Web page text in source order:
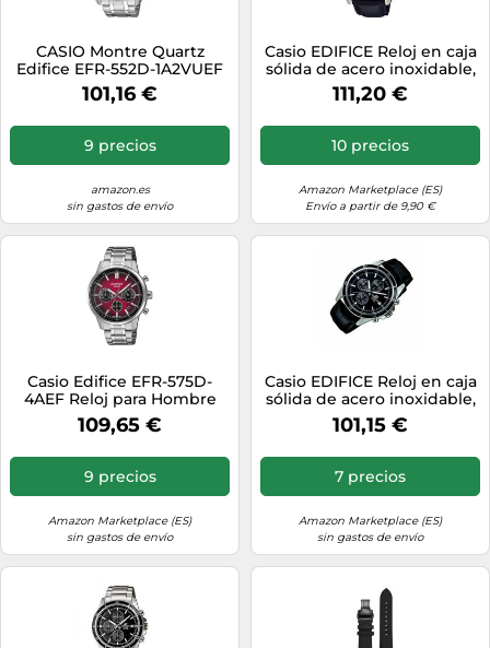
CASIO Montre Quartz
Edifice EFR-552D-1A2VUEF
Homme
101,16 €
9 precios
amazon.es
sin gastos de envío
Casio EDIFICE Reloj en caja
sólida de acero inoxidable,
10 BAR, Azul/Negro, para
Hombre, con Correa de
111,20 €
10 precios
Amazon Marketplace (ES)
Envío a partir de 9,90 €
Casio Edifice EFR-575D-
4AEF Reloj para Hombre
109,65 €
9 precios
Amazon Marketplace (ES)
sin gastos de envío
Casio EDIFICE Reloj en caja
sólida de acero inoxidable,
10 BAR, Negro, para
Hombre, con Correa de
101,15 €
7 precios
Amazon Marketplace (ES)
sin gastos de envío